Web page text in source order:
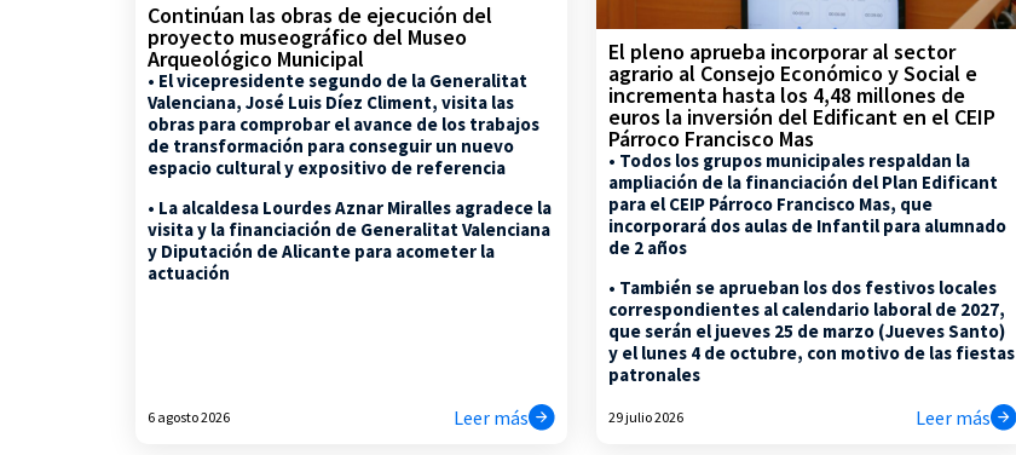
Continúan las obras de ejecución del
proyecto museográfico del Museo
Arqueológico Municipal
• El vicepresidente segundo de la Generalitat
Valenciana, José Luis Díez Climent, visita las
obras para comprobar el avance de los trabajos
de transformación para conseguir un nuevo
espacio cultural y expositivo de referencia
• La alcaldesa Lourdes Aznar Miralles agradece la
visita y la financiación de Generalitat Valenciana
y Diputación de Alicante para acometer la
actuación
6 agosto 2026 Leer más
El pleno aprueba incorporar al sector
agrario al Consejo Económico y Social e
incrementa hasta los 4,48 millones de
euros la inversión del Edificant en el CEIP
Párroco Francisco Mas
• Todos los grupos municipales respaldan la
ampliación de la financiación del Plan Edificant
para el CEIP Párroco Francisco Mas, que
incorporará dos aulas de Infantil para alumnado
de 2 años
• También se aprueban los dos festivos locales
correspondientes al calendario laboral de 2027,
que serán el jueves 25 de marzo (Jueves Santo)
y el lunes 4 de octubre, con motivo de las fiestas
patronales
29 julio 2026 Leer más